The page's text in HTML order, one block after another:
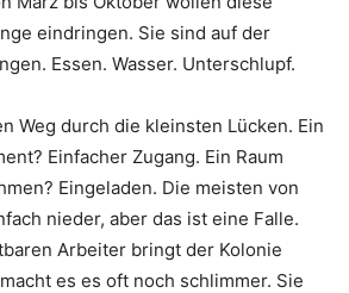
eindringen. Sie sind auf der
Essen. Wasser. Unterschlupf.
Weg durch die kleinsten Lücken. Ein
Einfacher Zugang. Ein Raum
Eingeladen. Die meisten von
nieder, aber das ist eine Falle.
Arbeiter bringt der Kolonie
es es oft noch schlimmer. Sie